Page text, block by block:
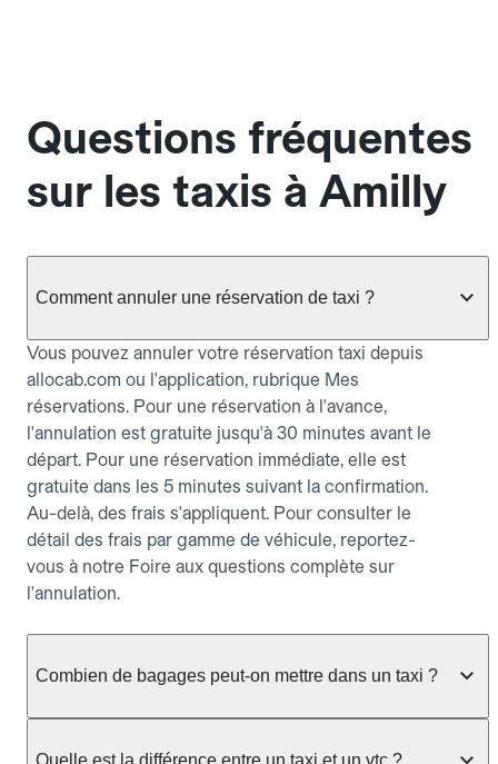
Questions fréquentes
sur les taxis à Amilly
Comment annuler une réservation de taxi ?
Vous pouvez annuler votre réservation taxi depuis
allocab.com ou l'application, rubrique Mes
réservations. Pour une réservation à l'avance,
l'annulation est gratuite jusqu'à 30 minutes avant le
départ. Pour une réservation immédiate, elle est
gratuite dans les 5 minutes suivant la confirmation.
Au-delà, des frais s'appliquent. Pour consulter le
détail des frais par gamme de véhicule, reportez-
vous à notre Foire aux questions complète sur
l'annulation.
Combien de bagages peut-on mettre dans un taxi ?
taxi berline accueille en général jusqu'à 3 bagages
Quelle est la différence entre un taxi et un vtc ?